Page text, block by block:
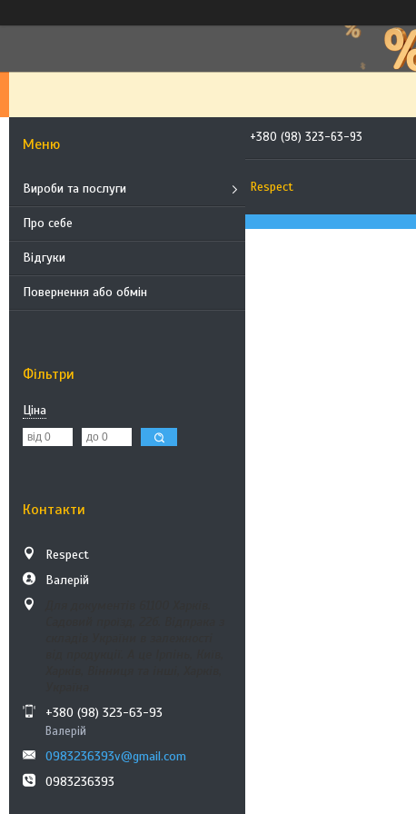
Вироби та послуги
Про себе
Відгуки
Повернення або обмін
Фільтри
Ціна
Контакти
Respect
Валерій
+380 (98) 323-63-93
Валерій
0983236393v@gmail.com
0983236393
+380 (98) 323-63-93
Respect